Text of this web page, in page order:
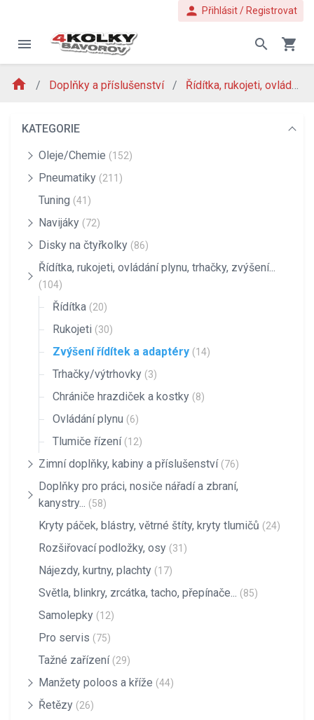
person Přihlásit / Registrovat
menu search shopping_cart
home Doplňky a příslušenství Řídítka, rukojeti, ovládání plynu, trhačky, zvýšení...
KATEGORIE
Oleje/Chemie (152)
Pneumatiky (211)
Tuning (41)
Navijáky (72)
Disky na čtyřkolky (86)
Řídítka, rukojeti, ovládání plynu, trhačky, zvýšení...
(104)
Řídítka (20)
Rukojeti (30)
Zvýšení řídítek a adaptéry (14)
Trhačky/výtrhovky (3)
Chrániče hrazdiček a kostky (8)
Ovládání plynu (6)
Tlumiče řízení (12)
Zimní doplňky, kabiny a příslušenství (76)
Doplňky pro práci, nosiče nářadí a zbraní,
kanystry... (58)
Kryty páček, blástry, větrné štíty, kryty tlumičů (24)
Rozšiřovací podložky, osy (31)
Nájezdy, kurtny, plachty (17)
Světla, blinkry, zrcátka, tacho, přepínače... (85)
Samolepky (12)
Pro servis (75)
Tažné zařízení (29)
Manžety poloos a kříže (44)
Řetězy (26)